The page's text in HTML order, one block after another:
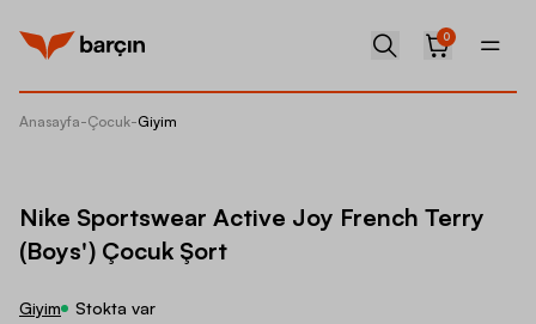
0
Anasayfa-Çocuk-Giyim
Nike Sportswear Active Joy French Terry
(Boys') Çocuk Şort
Giyim Stokta var